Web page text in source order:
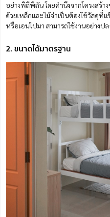
อย่างพิถีพิถัน โดยคำนึงจากโครงสร้า
ด้วยเหล็กและไม้จำเป็นต้องใช้วัสดุที่แ
หรือเอนไปมา สามารถใช้งานอย่างป
2. ขนาดได้มาตรฐาน